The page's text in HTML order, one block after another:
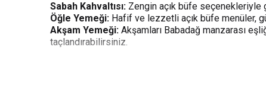
Sabah Kahvaltısı: Zengin açık büfe seçenekleriyle
Öğle Yemeği: Hafif ve lezzetli açık büfe menüler,
Akşam Yemeği: Akşamları Babadağ manzarası
taçlandırabilirsiniz.